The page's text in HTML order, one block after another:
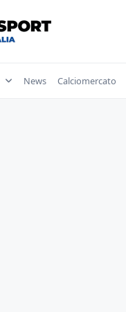
News Calciomercato